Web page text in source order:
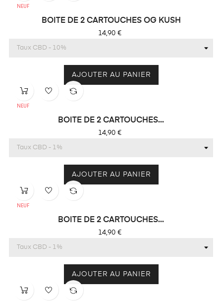
NEUF
BOITE DE 2 CARTOUCHES OG KUSH
Prix
14,90 €
AJOUTER AU PANIER
NEUF
BOITE DE 2 CARTOUCHES...
Prix
14,90 €
AJOUTER AU PANIER
NEUF
BOITE DE 2 CARTOUCHES...
Prix
14,90 €
AJOUTER AU PANIER